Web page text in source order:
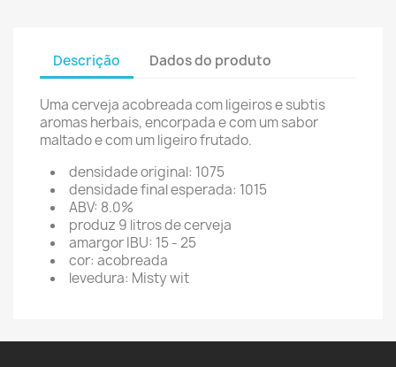
Descrição Dados do produto
Uma cerveja acobreada com ligeiros e subtis
aromas herbais, encorpada e com um sabor
maltado e com um ligeiro frutado.
densidade original: 1075
densidade final esperada: 1015
ABV: 8.0%
produz 9 litros de cerveja
amargor IBU: 15 - 25
cor: acobreada
levedura: Misty wit